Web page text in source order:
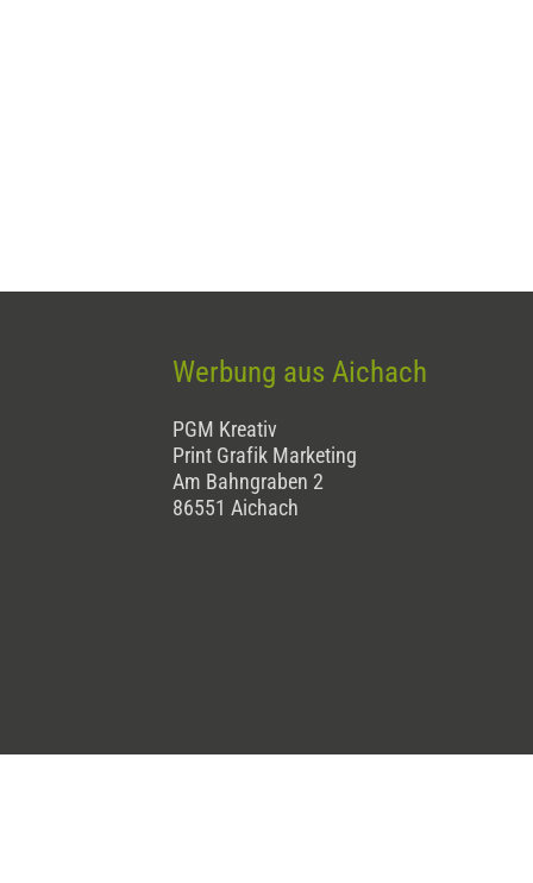
Werbung aus Aichach
PGM Kreativ
Print Grafik Marketing
Am Bahngraben 2
86551 Aichach